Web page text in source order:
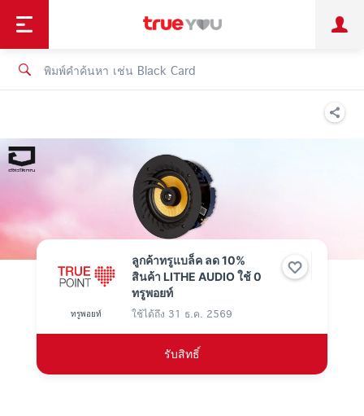
ลูกค้าบุคคล ลูกค้าองค์กร
ช้อป
เทรนด์เทคโนโลยี
ลูกค้าทรูแบล็ค ลด 10%
สินค้า LITHE AUDIO ใช้ 0
ทรูพอยท์
ทรูพอยท์ ใช้ได้ถึง 31 ธ.ค. 2569
รับสิทธิ์